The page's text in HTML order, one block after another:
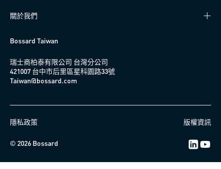
關於我們
Bossard Taiwan
瑞士商柏泰有限公司 台灣分公司
421007 台中市后里區星科園路33號
Taiwan@bossard.com
隱私政策 版權資訊
© 2026 Bossard